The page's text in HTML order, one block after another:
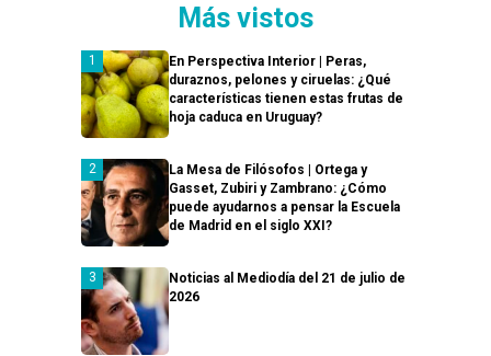
Más vistos
En Perspectiva Interior | Peras,
duraznos, pelones y ciruelas: ¿Qué
características tienen estas frutas de
hoja caduca en Uruguay?
La Mesa de Filósofos | Ortega y
Gasset, Zubiri y Zambrano: ¿Cómo
puede ayudarnos a pensar la Escuela
de Madrid en el siglo XXI?
Noticias al Mediodía del 21 de julio de
2026